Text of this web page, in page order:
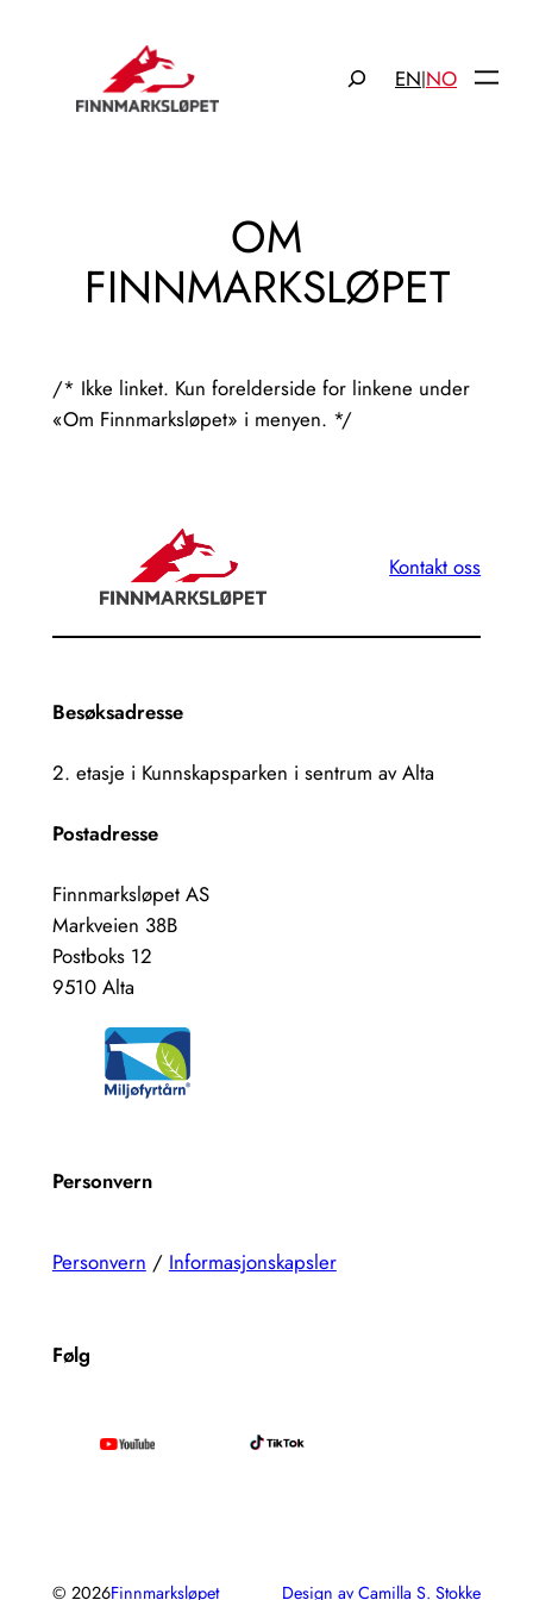
EN|NO
OM
FINNMARKSLØPET
/* Ikke linket. Kun forelderside for linkene under
«Om Finnmarksløpet» i menyen. */
Kontakt oss
Besøksadresse
2. etasje i Kunnskapsparken i sentrum av Alta
Postadresse
Finnmarksløpet AS
Markveien 38B
Postboks 12
9510 Alta
Personvern
Personvern / Informasjonskapsler
Følg
© 2026Finnmarksløpet Design av Camilla S. Stokke